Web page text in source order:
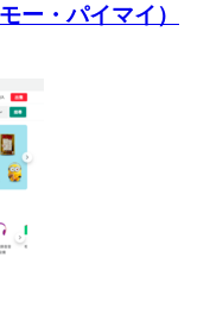
ー・パイマイ）